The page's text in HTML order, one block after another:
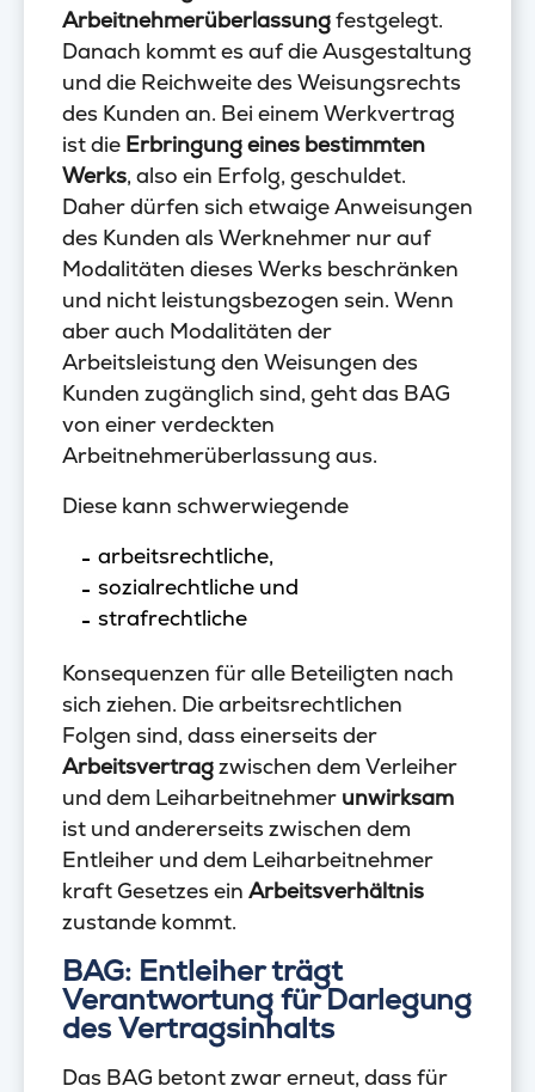
Arbeitnehmerüberlassungfestgelegt.
Danach kommt es auf die Ausgestaltung
und die Reichweite des Weisungsrechts
des Kunden an. Bei einem Werkvertrag
ist die Erbringung eines bestimmten
Werks, also ein Erfolg, geschuldet.
Daher dürfen sich etwaige Anweisungen
des Kunden als Werknehmer nur auf
Modalitäten dieses Werks beschränken
und nicht leistungsbezogen sein. Wenn
aber auch Modalitäten der
Arbeitsleistung den Weisungen des
Kunden zugänglich sind, geht das BAG
von einer verdeckten
Arbeitnehmerüberlassung aus.
Diese kann schwerwiegende
arbeitsrechtliche,
sozialrechtliche und
strafrechtliche
Konsequenzen für alle Beteiligten nach
sich ziehen. Die arbeitsrechtlichen
Folgen sind, dass einerseits der
Arbeitsvertragzwischen dem Verleiher
und dem Leiharbeitnehmer unwirksam
ist und andererseits zwischen dem
Entleiher und dem Leiharbeitnehmer
kraft Gesetzes ein Arbeitsverhältnis
zustande kommt.
BAG: Entleiher trägt
Verantwortung für Darlegung
des Vertragsinhalts
Das BAG betont zwar erneut, dass für